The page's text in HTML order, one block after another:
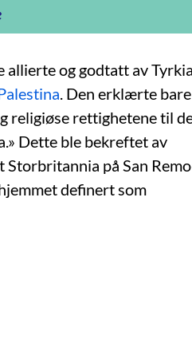
og godtatt av
. Den erklærte
religiøse rettighetene til
Dette ble bekreftet av
på San
definert som